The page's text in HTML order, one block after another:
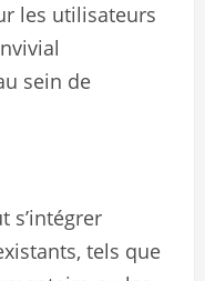
les utilisateurs
sein de
s’intégrer
tels que